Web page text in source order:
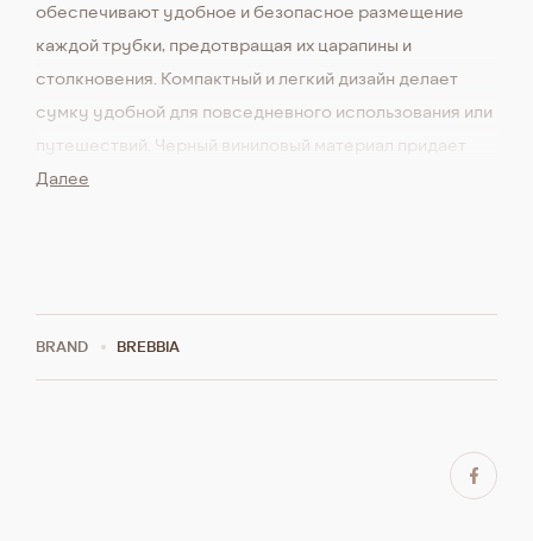
обеспечивают удобное и безопасное размещение
каждой трубки, предотвращая их царапины и
столкновения. Компактный и легкий дизайн делает
сумку удобной для повседневного использования или
путешествий. Черный виниловый материал придает
сумке современный и элегантный вид, а
Далее
BRAND BREBBIA